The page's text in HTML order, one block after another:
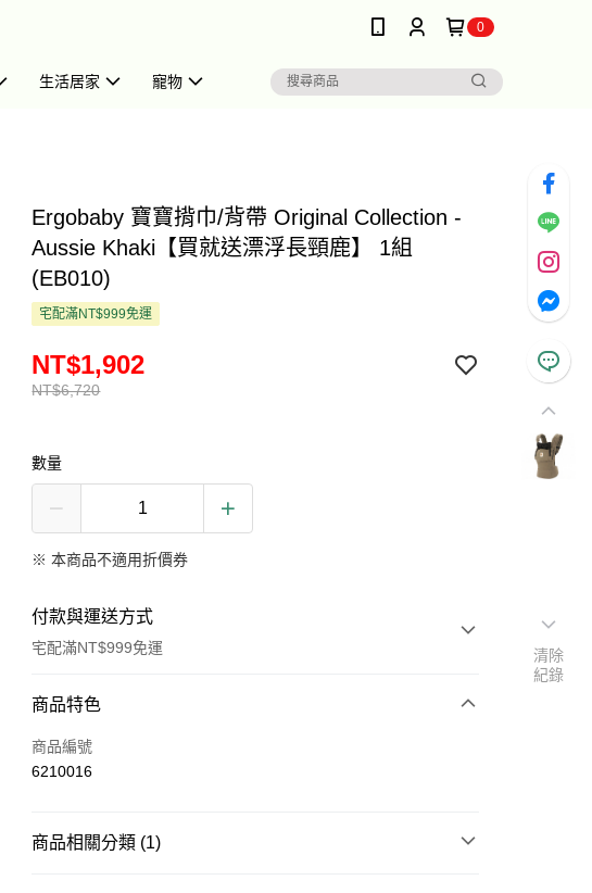
0
生活居家 寵物
Ergobaby 寶寶揹巾/背帶 Original Collection -
Aussie Khaki【買就送漂浮長頸鹿】 1組
(EB010)
宅配滿NT$999免運
NT$6,720
NT$1,902
數量
※ 本商品不適用折價券
付款與運送方式
宅配滿NT$999免運
付款方式
信用卡一次付款
商品特色
商品編號
6210016
商品相關分類 (1)
清除
紀錄